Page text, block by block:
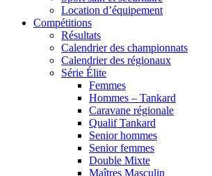
Location d’équipement
Compétitions
Résultats
Calendrier des championnats
Calendrier des régionaux
Série Élite
Femmes
Hommes – Tankard
Caravane régionale
Qualif Tankard
Senior hommes
Senior femmes
Double Mixte
Maîtres Masculin